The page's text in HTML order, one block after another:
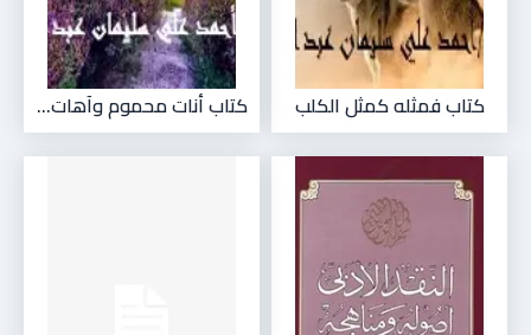
كتاب فمثله كمثل الكلب كتاب أنات محموم وآهات...